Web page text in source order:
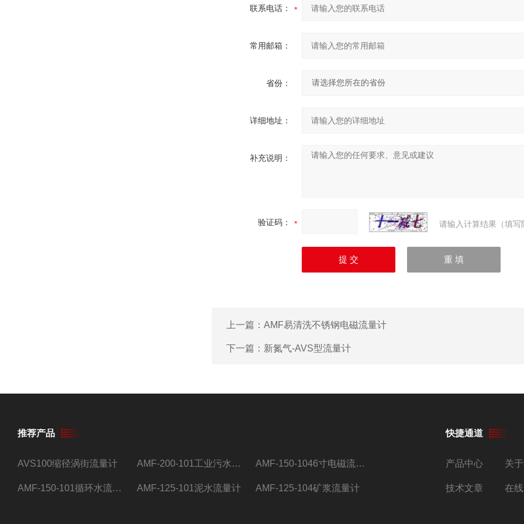
联系电话：
常用邮箱：
省份：
详细地址：
补充说明：
验证码： 请输入计算结果（填
上一篇： AMF易清洗不锈钢电磁流量计
下一篇： 新氮气-AVS型流量计
推荐产品
AVS100缩径涡街流量计 AMF-200-101工业污水流量计 AMF-150-1046寸电磁流量计
AMF-150-101循环水流量计,电磁流量计 AMF-125-101泥水流量计 AMF-125-104矿浆流量计
快捷通道
产品中心 关
技术文章 在